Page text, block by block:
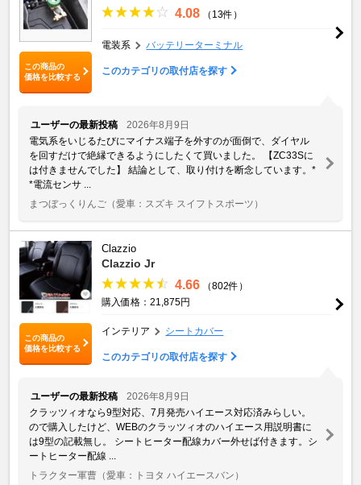
この商品の
価格を比較する
4.08 （13件）
電装系 バッテリーターミナル
このカテゴリの取付店を探す
ユーザーの最新投稿
2026年8月9日
電気系をいじるたびにマイナス端子を外すのが面倒で、ダイヤル
を回すだけで絶縁できるようにしたくて買いました。 【ZC33Sに
は付きませんでした】 結論として、取り付けを断念しています。*
*電流センサ ...
まつぼっくりんご （愛車：スズキ スイフトスポーツ）
この商品の
価格を比較する
Clazzio
Clazzio Jr
4.66
（802件）
購入価格：21,875円
インテリア シートカバー
このカテゴリの取付店を探す
ユーザーの最新投稿
2026年8月9日
クラッツィオなら9型対応、7月発売ハイエース対応済みらしい。
ので購入したけど、WEBのクラッツィオのハイエース用説明書に
は9型の記載無し。 シートヒーター配線カバー外せば付きます。シ
ートヒーター配線 ...
トラクター軍曹 （愛車：トヨタ ハイエースバン）